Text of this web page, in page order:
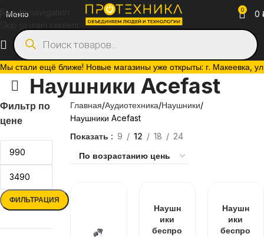
Skip to navigation
Мы стали ещё ближе! Новые магазины уже открыты: г. Макеевка,
Меню 0 0
Наушники Acefast
Фильтр по
цене
ФИЛЬТРАЦИЯ
Главная Аудиотехника Наушники
Наушники Acefast
Показать
9 12 18 24
Наушн
ики
беспро
Наушн
ики
беспро